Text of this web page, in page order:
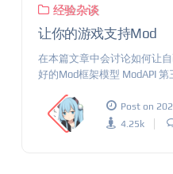
经验杂谈
让你的游戏支持Mod
在本篇文章中会讨论如何让
好的Mod框架模型 ModAPI
Post on
4.25k